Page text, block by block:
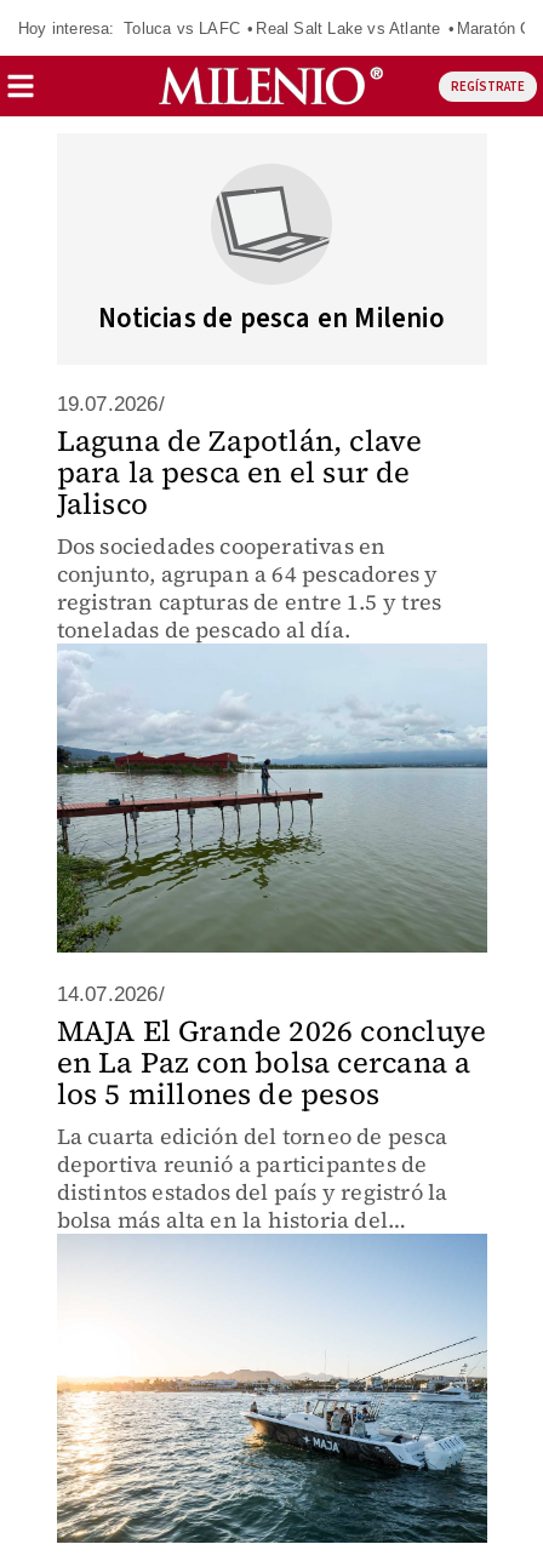
Hoy interesa: Toluca vs LAFC Real Salt Lake vs Atlante Maratón
REGÍSTRATE
Noticias de pesca en Milenio
19.07.2026/
Laguna de Zapotlán, clave
para la pesca en el sur de
Jalisco
Dos sociedades cooperativas en
conjunto, agrupan a 64 pescadores y
registran capturas de entre 1.5 y tres
toneladas de pescado al día.
14.07.2026/
MAJA El Grande 2026 concluye
en La Paz con bolsa cercana a
los 5 millones de pesos
La cuarta edición del torneo de pesca
deportiva reunió a participantes de
distintos estados del país y registró la
bolsa más alta en la historia del